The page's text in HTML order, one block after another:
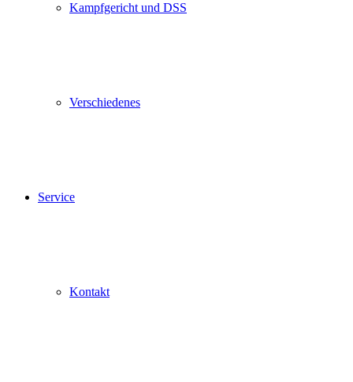
Kampfgericht und DSS
Verschiedenes
Service
Kontakt